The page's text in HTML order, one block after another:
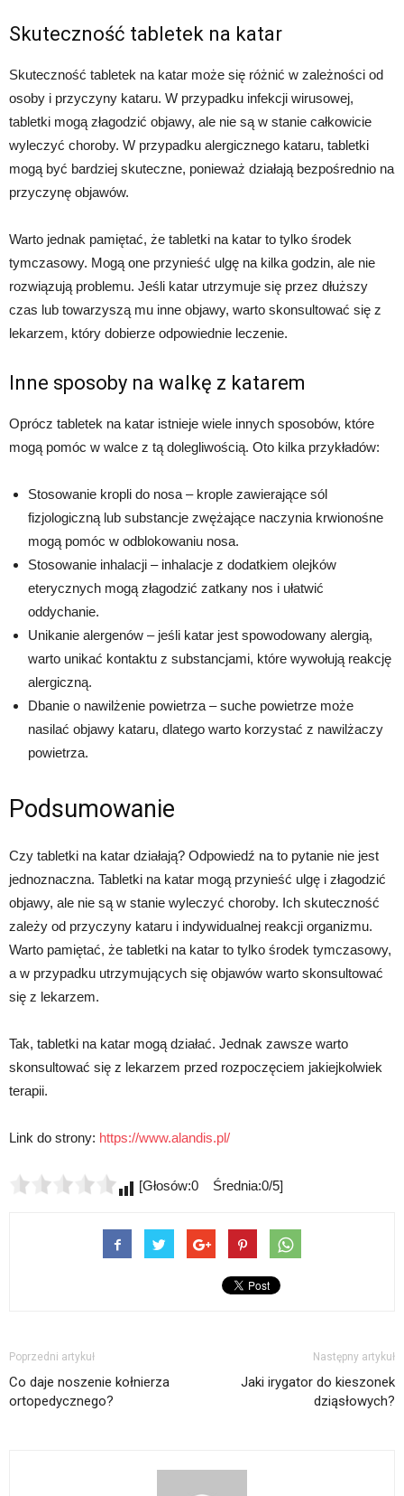
Skuteczność tabletek na katar
Skuteczność tabletek na katar może się różnić w zależności od
osoby i przyczyny kataru. W przypadku infekcji wirusowej,
tabletki mogą złagodzić objawy, ale nie są w stanie całkowicie
wyleczyć choroby. W przypadku alergicznego kataru, tabletki
mogą być bardziej skuteczne, ponieważ działają bezpośrednio na
przyczynę objawów.
Warto jednak pamiętać, że tabletki na katar to tylko środek
tymczasowy. Mogą one przynieść ulgę na kilka godzin, ale nie
rozwiązują problemu. Jeśli katar utrzymuje się przez dłuższy
czas lub towarzyszą mu inne objawy, warto skonsultować się z
lekarzem, który dobierze odpowiednie leczenie.
Inne sposoby na walkę z katarem
Oprócz tabletek na katar istnieje wiele innych sposobów, które
mogą pomóc w walce z tą dolegliwością. Oto kilka przykładów:
Stosowanie kropli do nosa – krople zawierające sól
fizjologiczną lub substancje zwężające naczynia krwionośne
mogą pomóc w odblokowaniu nosa.
Stosowanie inhalacji – inhalacje z dodatkiem olejków
eterycznych mogą złagodzić zatkany nos i ułatwić
oddychanie.
Unikanie alergenów – jeśli katar jest spowodowany alergią,
warto unikać kontaktu z substancjami, które wywołują reakcję
alergiczną.
Dbanie o nawilżenie powietrza – suche powietrze może
nasilać objawy kataru, dlatego warto korzystać z nawilżaczy
powietrza.
Podsumowanie
Czy tabletki na katar działają? Odpowiedź na to pytanie nie jest
jednoznaczna. Tabletki na katar mogą przynieść ulgę i złagodzić
objawy, ale nie są w stanie wyleczyć choroby. Ich skuteczność
zależy od przyczyny kataru i indywidualnej reakcji organizmu.
Warto pamiętać, że tabletki na katar to tylko środek tymczasowy,
a w przypadku utrzymujących się objawów warto skonsultować
się z lekarzem.
Tak, tabletki na katar mogą działać. Jednak zawsze warto
skonsultować się z lekarzem przed rozpoczęciem jakiejkolwiek
terapii.
Link do strony: https://www.alandis.pl/
[Głosów:0 Średnia:0/5]
Poprzedni artykuł
Co daje noszenie kołnierza
ortopedycznego?
Następny artykuł
Jaki irygator do kieszonek
dziąsłowych?